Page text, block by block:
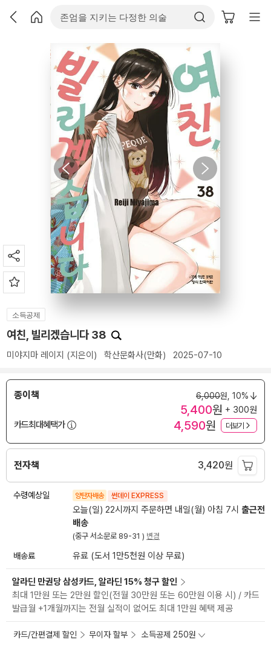
소득공제
여친, 빌리겠습니다 38
미야지마 레이지 (지은이) 학산문화사(만화) 2025-07-10
종이책 6,000원, 10%
5,400원 + 300원
카드최대혜택가
4,590원 더보기
전자책 3,420원
수령예상일 양탄자배송 썬데이 EXPRESS
오늘(일) 22시까지 주문하면 내일(월) 아침 7시 출근전
배송
(중구 서소문로 89-31 ) 변경
배송료 유료 (도서 1만5천원 이상 무료)
알라딘 만권당 삼성카드, 알라딘 15% 청구 할인
최대 1만원 또는 2만원 할인(전월 30만원 또는 60만원 이용 시) / 카드
발급월 +1개월까지는 전월 실적이 없어도 최대 1만원 혜택 제공
카드/간편결제 할인 무이자 할부 소득공제 250원